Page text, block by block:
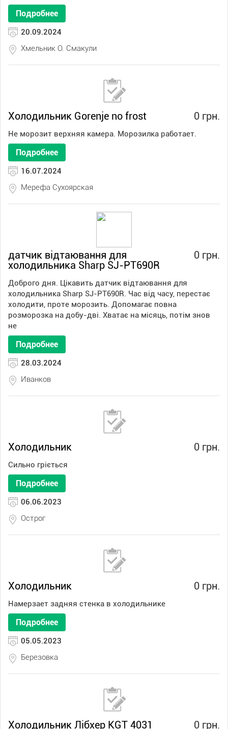
Подробнее
20.09.2024
Хмельник О. Смакули
0 грн.
Холодильник Gorenje no frost
Не морозит верхняя камера. Морозилка работает.
Подробнее
16.07.2024
Мерефа Сухоярская
0 грн.
датчик відтаювання для
холодильника Sharp SJ-PT690R
Доброго дня. Цікавить датчик відтаювання для
холодильника Sharp SJ-PT690R. Час від часу, перестає
холодити, проте морозить. Допомагає повна
розморозка на добу-дві. Хватає на місяць, потім знов
не
Подробнее
28.03.2024
Иванков
0 грн.
Холодильник
Сильно гріється
Подробнее
06.06.2023
Острог
0 грн.
Холодильник
Намерзает задняя стенка в холодильнике
Подробнее
05.05.2023
Березовка
0 грн.
Холодильник Лібхер KGT 4031